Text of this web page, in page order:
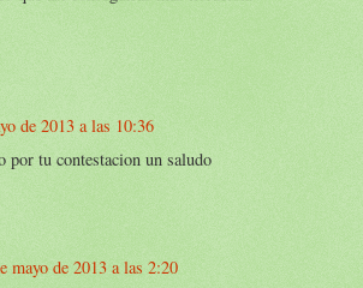
de 2013 a las 10:36
por tu contestacion un saludo
mayo de 2013 a las 2:20